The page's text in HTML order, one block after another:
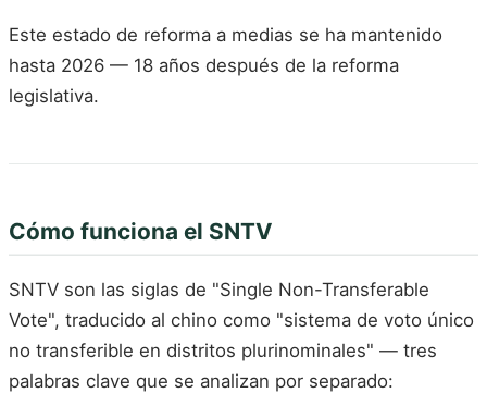
Este estado de reforma a medias se ha mantenido
hasta 2026 — 18 años después de la reforma
legislativa.
Cómo funciona el SNTV
SNTV son las siglas de "Single Non-Transferable
Vote", traducido al chino como "sistema de voto único
no transferible en distritos plurinominales" — tres
palabras clave que se analizan por separado: